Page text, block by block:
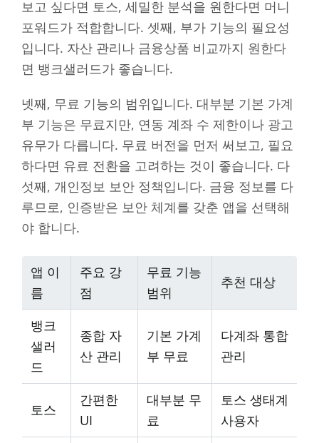
보고 싶다면 토스, 세밀한 분석을 원한다면 머니
포워드가 적합합니다. 셋째, 부가 기능의 필요성
입니다. 자산 관리나 금융상품 비교까지 원한다
면 뱅크샐러드가 좋습니다.
넷째, 무료 기능의 범위입니다. 대부분 기본 가계
부 기능은 무료지만, 연동 계좌 수 제한이나 광고
유무가 다릅니다. 무료 버전을 먼저 써보고, 필요
하다면 유료 전환을 고려하는 것이 좋습니다. 다
섯째, 개인정보 보안 정책입니다. 금융 정보를 다
루므로, 인증받은 보안 체계를 갖춘 앱을 선택해
야 합니다.
앱 이
름
주요 강
점
무료 기능
범위
추천 대상
뱅크
샐러
드
종합 자
산 관리
기본 가계
부 무료
다계좌 통합
관리
토스
간편한
UI
대부분 무
료
토스 생태계
사용자